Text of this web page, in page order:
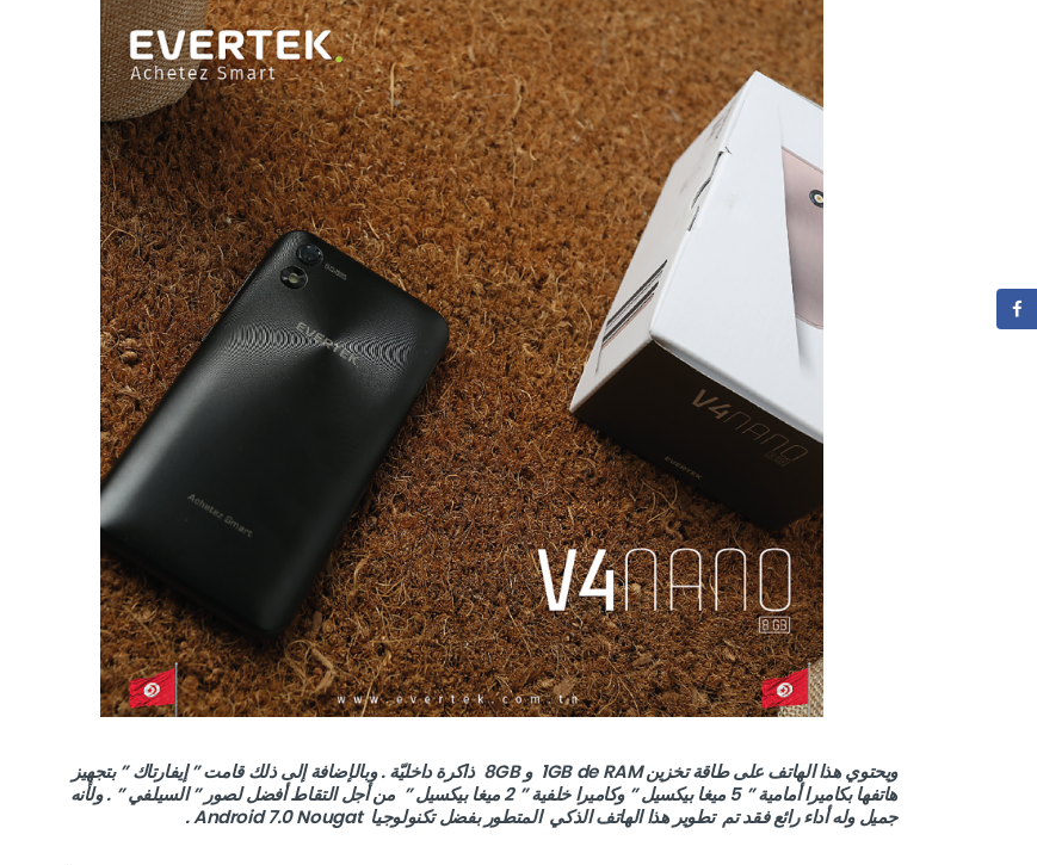
ويحتوي هذا الهاتف على طاقة تخزين 1GB de RAM و 8GB ذاكرة داخليّة . وبالإضافة إلى ذلك قامت ” إيفارتاك ” بتجهيز
هاتفها بكاميرا أمامية ” 5 ميغا بيكسيل ” وكاميرا خلفية ” 2 ميغا بيكسيل ” من أجل التقاط أفضل لصور ” السيلفي ” . ولأنه
جميل وله أداء رائع فقد تم تطوير هذا الهاتف الذكي المتطور بفضل تكنولوجيا Android 7.0 Nougat .